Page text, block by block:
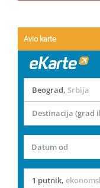
Avio karte
Beograd, Srbija
Destinacija (grad
Datum od
1 putnik,